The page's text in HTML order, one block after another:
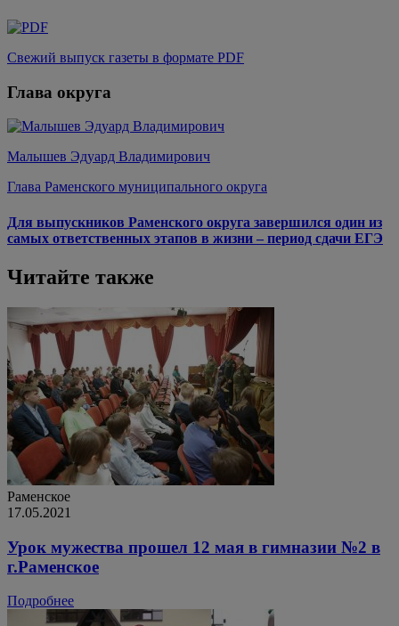
Свежий выпуск газеты в формате PDF
Глава округа
Малышев Эдуард Владимирович
Глава Раменского муниципального округа
Для выпускников Раменского округа завершился один из
самых ответственных этапов в жизни – период сдачи ЕГЭ
Читайте также
Раменское
17.05.2021
Урок мужества прошел 12 мая в гимназии №2 в
г.Раменское
Подробнее